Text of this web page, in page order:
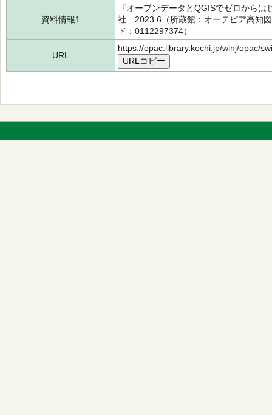
資料情報1
『オープンデータとQGISでゼロか
社 2023.6（所蔵館：オーテピア高
ド：0112297374）
URL
https://opac.library.kochi.jp/winj/opac/
URLコピー